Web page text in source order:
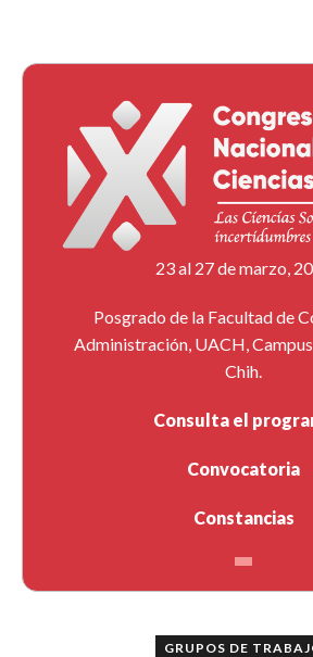
23 al 27 de marzo,
Posgrado de la Facultad de
Administración, UACH, Campus
Chih.
Consulta el
Convocatoria
Constancias
GRUPOS DE